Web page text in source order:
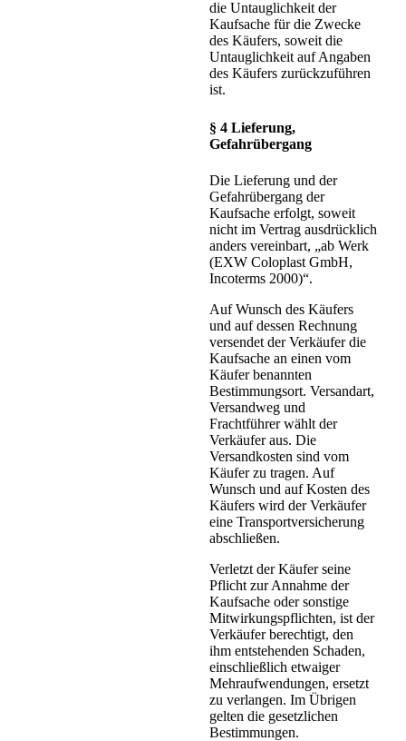
die Untauglichkeit der
Kaufsache für die Zwecke
des Käufers, soweit die
Untauglichkeit auf Angaben
des Käufers zurückzuführen
ist.
§ 4 Lieferung,
Gefahrübergang
Die Lieferung und der
Gefahrübergang der
Kaufsache erfolgt, soweit
nicht im Vertrag ausdrücklich
anders vereinbart, „ab Werk
(EXW Coloplast GmbH,
Incoterms 2000)“.
Auf Wunsch des Käufers
und auf dessen Rechnung
versendet der Verkäufer die
Kaufsache an einen vom
Käufer benannten
Bestimmungsort. Versandart,
Versandweg und
Frachtführer wählt der
Verkäufer aus. Die
Versandkosten sind vom
Käufer zu tragen. Auf
Wunsch und auf Kosten des
Käufers wird der Verkäufer
eine Transportversicherung
abschließen.
Verletzt der Käufer seine
Pflicht zur Annahme der
Kaufsache oder sonstige
Mitwirkungspflichten, ist der
Verkäufer berechtigt, den
ihm entstehenden Schaden,
einschließlich etwaiger
Mehraufwendungen, ersetzt
zu verlangen. Im Übrigen
gelten die gesetzlichen
Bestimmungen.